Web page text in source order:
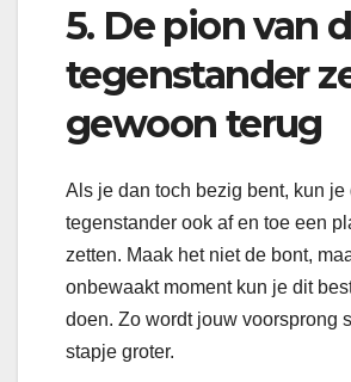
5. De pion van
tegenstander
gewoon terug
Als je dan toch bezig bent, kun
tegenstander ook af en toe een
zetten. Maak het niet de bont,
onbewaakt moment kun je dit
doen. Zo wordt jouw voorsprong
stapje groter.